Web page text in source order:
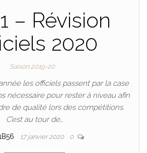
– Révision
2020
Saison 2019-20
les officiels passent par la case
nécessaire pour rester à niveau afin
de qualité lors des compétitions.
C’est au tour de…
17 janvier 2020 0